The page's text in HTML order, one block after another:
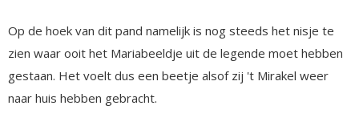
Op de hoek van dit pand namelijk is nog steeds het nisje te
zien waar ooit het Mariabeeldje uit de legende moet hebben
gestaan. Het voelt dus een beetje alsof zij 't Mirakel weer
naar huis hebben gebracht.